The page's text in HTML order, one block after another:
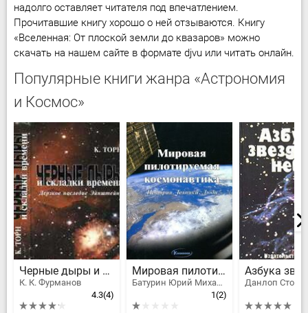
надолго оставляет читателя под впечатлением.
Прочитавшие книгу хорошо о ней отзываются. Книгу
«Вселенная: От плоской земли до квазаров» можно
скачать на нашем сайте в формате djvu или читать онлайн.
Популярные книги жанра «Астрономия
и Космос»
Черные дыры и складки времени. Дерзкое наследие Эйнштейна
К. К. Фурманов
4.3(4)
Мировая пилотируемая космонавтика. История. Техника. Люди
Батурин Юрий Михайлович, Марков Александр Евгеньевич, Афанасьев Игорь Борисович, Белозерский Алексей Георгиевич, Иванов Иван Александрович, Лазуткин Александр Иванович, Лантратов Константин Анатольевич, Лисов Игорь Анатольевич, Лукашевич Вадим Павлович, Маринин Игорь Адольфович, Прыгичев Тимофей Васильевич, Шамсутдинов Сергей Хисамович
1(2)
Данлоп Сторм